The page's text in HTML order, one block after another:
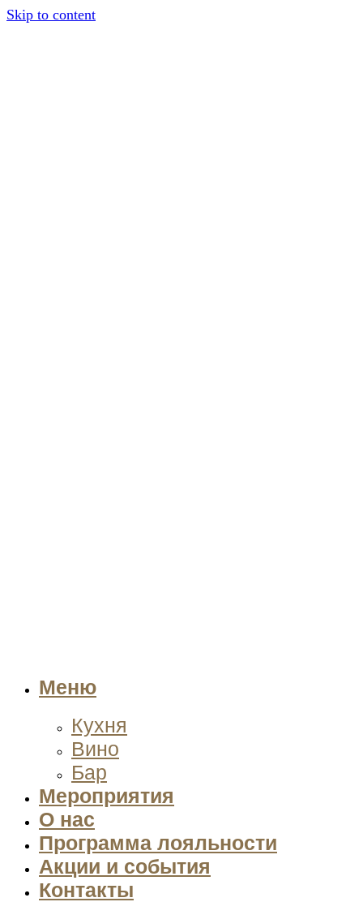
Skip to content
Меню
Кухня
Вино
Бар
Мероприятия
О нас
Программа лояльности
Акции и события
Контакты